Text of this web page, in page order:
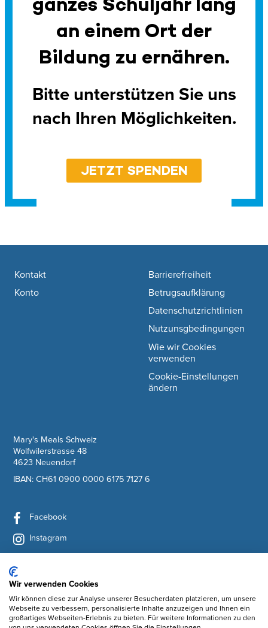
an einem Ort der
Bildung zu ernähren.
Bitte unterstützen Sie uns
nach Ihren Möglichkeiten.
JETZT SPENDEN
Footer navigation
Mary's Meals Schweiz
Wolfwilerstrasse 48
4623 Neuendorf
IBAN: CH61 0900 0000 6175 7127 6
Kontakt
Konto
Barrierefreiheit
Betrugsaufklärung
Datenschutzrichtlinien
Nutzunsgbedingungen
Wie wir Cookies
verwenden
Cookie-Einstellungen
ändern
Facebook
Instagram
LinkedIn
Newsletter abonnieren
Wir verwenden Cookies
Wir können diese zur Analyse unserer Besucherdaten platzieren, um unsere
Webseite zu verbessern, personalisierte Inhalte anzuzeigen und Ihnen ein
großartiges Webseiten-Erlebnis zu bieten. Für weitere Informationen zu den